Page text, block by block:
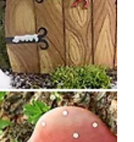
reset/casazen/lang:ita